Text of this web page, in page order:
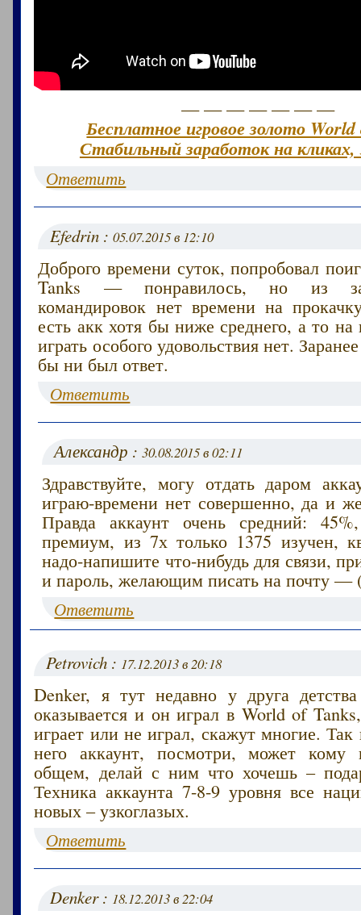
— — — — — — —
Бесплатное игровое золото
Стабильный заработок на кликах,
Ответить
Efedrin :05.07.2015 в 12:10
Доброго времени суток, попробовал
Tanks — понравилось, но из за
командировок нет времени на
есть акк хотя бы ниже среднего, а то на
играть особого удовольствия нет.
бы ни был ответ.
Ответить
Александр :30.08.2015 в 02:11
Здравствуйте, могу отдать даром
играю-времени нет совершенно, да и
Правда аккаунт очень средний:
премиум, из 7х только 1375 изучен,
надо-напишите что-нибудь для связи,
и пароль, желающим писать на почту —
Ответить
Petrovich : 17.12.2013 в 20:18
Denker, я тут недавно у друга
оказывается и он играл в World of
играет или не играл, скажут многие. Так
него аккаунт, посмотри, может кому
общем, делай с ним что хочешь –
Техника аккаунта 7-8-9 уровня все
новых – узкоглазых.
Ответить
Denker : 18.12.2013 в 22:04